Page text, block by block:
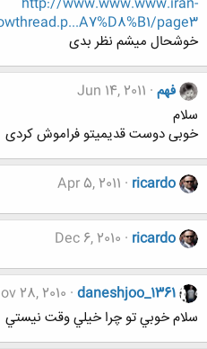
page3
خوشحال میشم نظر بدی
فهم Jun 14, 2011
سلام
خوبی دوست قدیمیتو فراموش کردی
ricardo
Apr 5, 2011
ricardo
Dec 6, 2010
daneshjoo_1361
28, 2010
سلام خوبي تو چرا خيلي وقت نيستي